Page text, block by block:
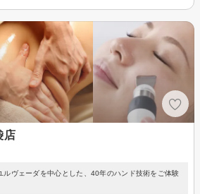
店
ルヴェーダを中心とした、40年のハンド技術をご体験